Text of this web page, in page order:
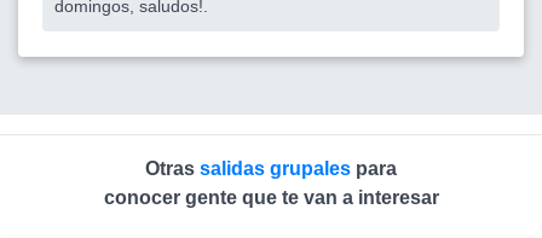
domingos, saludos!.
Otras salidas grupales para
conocer gente que te van a interesar